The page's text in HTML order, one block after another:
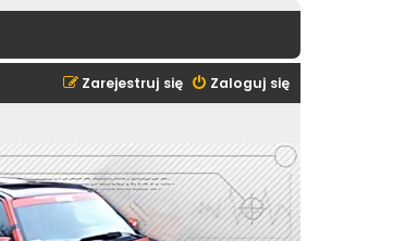
Zaloguj się
Zarejestruj się